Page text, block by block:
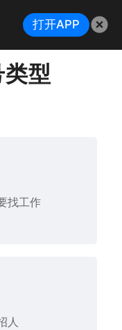
型
找工作
人
打开APP